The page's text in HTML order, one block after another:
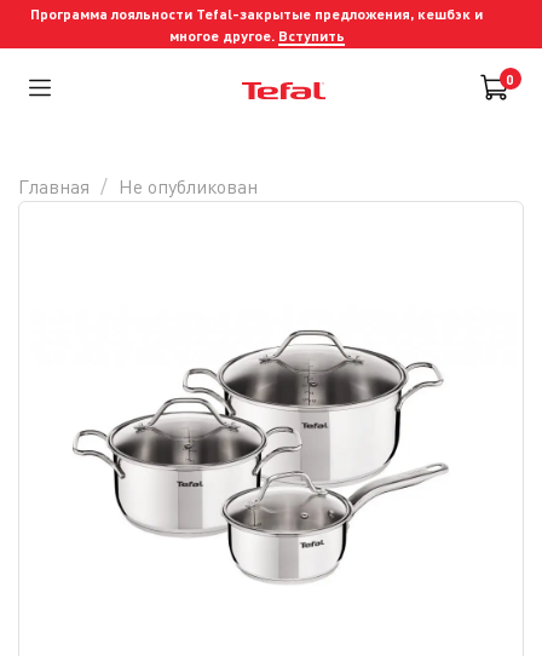
Программа лояльности Tefal-закрытые предложения, кешбэк и
многое другое. Вступить
0
Главная Не опубликован